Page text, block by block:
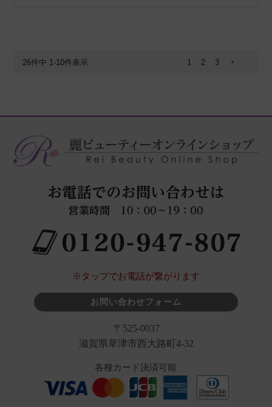
26件中 1-10件表示 1 2 3
※タップでお電話が繋がります
お問い合わせフォーム
〒525-0037
滋賀県草津市西大路町4-32
各種カード決済可能